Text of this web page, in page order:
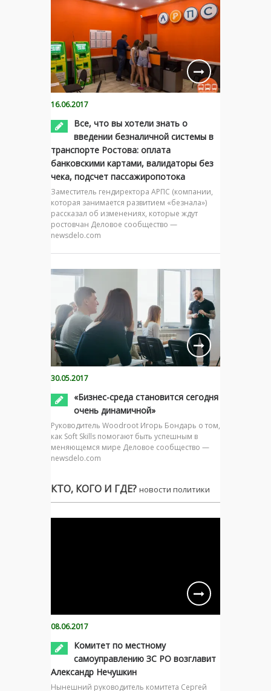
16.06.2017
Все, что вы хотели знать о
введении безналичной системы в
транспорте Ростова: оплата
банковскими картами, валидаторы без
чека, подсчет пассажиропотока
Заместитель гендиректора АРПС (компании,
которая занимается развитием «безнала»)
рассказал об изменениях, которые ждут
ростовчан Деловое сообщество —
newsdelo.com
30.05.2017
«Бизнес-среда становится сегодня
очень динамичной»
Руководитель Woodroot Игорь Бондарь о том,
как Soft Skills помогают быть успешным в
меняющемся мире Деловое сообщество —
newsdelo.com
КТО, КОГО И ГДЕ? новости политики
08.06.2017
Комитет по местному
самоуправлению ЗС РО возглавит
Александр Нечушкин
Нынешний руководитель комитета Сергей